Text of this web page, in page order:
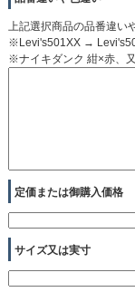
上記選択商品の品番違
※Levi's501XX →
※ナイキダンク 紺×赤、
定価または御購入価格
サイズ又は実寸